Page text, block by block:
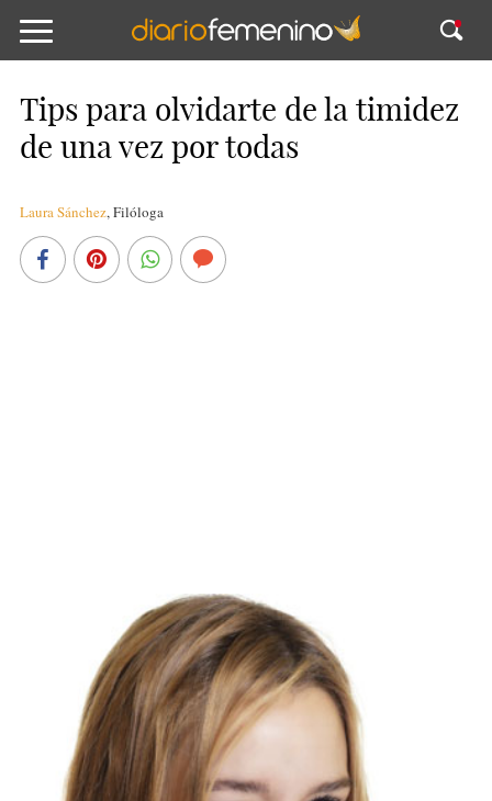
Tips para olvidarte de la timidez
de una vez por todas
Laura Sánchez,Filóloga